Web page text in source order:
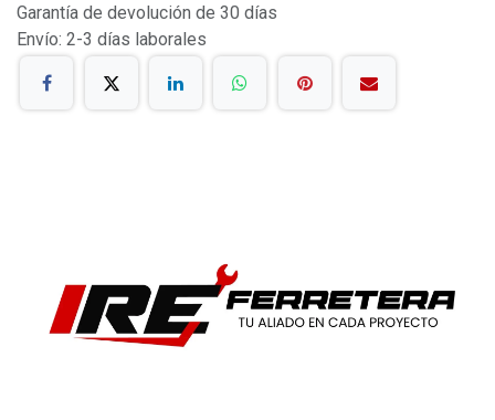
Garantía de devolución de 30 días
Envío: 2-3 días laborales